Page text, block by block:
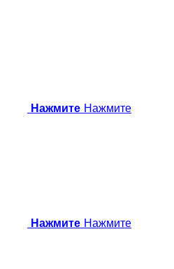
Нажмите Нажмите
Нажмите Нажмите